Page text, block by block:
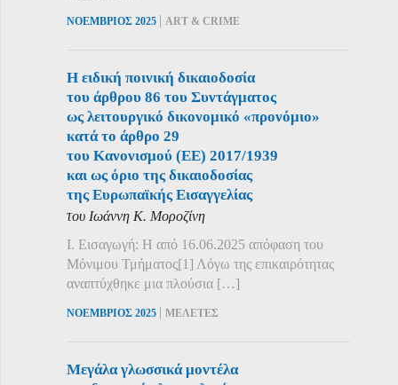
ΝΟΕΜΒΡΙΟΣ 2025 | ART & CRIME
Η ειδική ποινική δικαιοδοσία
του άρθρου 86 του Συντάγματος
ως λειτουργικό δικονομικό «προνόμιο»
κατά το άρθρο 29
του Κανονισμού (ΕΕ) 2017/1939
και ως όριο της δικαιοδοσίας
της Ευρωπαϊκής Εισαγγελίας
του Ιωάννη Κ. Μοροζίνη
Ι. Εισαγωγή: Η από 16.06.2025 απόφαση του
Μόνιμου Τμήματος[1] Λόγω της επικαιρότητας
αναπτύχθηκε μια πλούσια […]
ΝΟΕΜΒΡΙΟΣ 2025 | ΜΕΛΕΤΕΣ
Μεγάλα γλωσσικά μοντέλα